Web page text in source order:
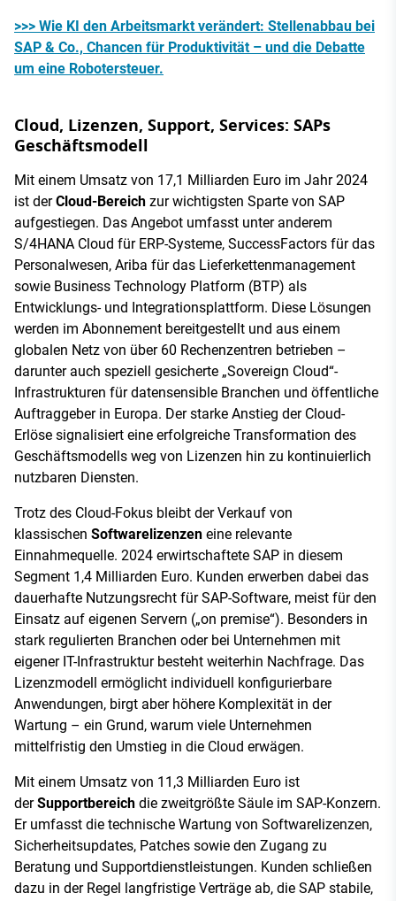
>>> Wie KI den Arbeitsmarkt verändert: Stellenabbau bei
SAP & Co., Chancen für Produktivität – und die Debatte
um eine Robotersteuer.
Cloud, Lizenzen, Support, Services: SAPs
Geschäftsmodell
Mit einem Umsatz von 17,1 Milliarden Euro im Jahr 2024
ist derCloud-Bereich zur wichtigsten Sparte von SAP
aufgestiegen. Das Angebot umfasst unter anderem
S/4HANA Cloud für ERP-Systeme, SuccessFactors für das
Personalwesen, Ariba für das Lieferkettenmanagement
sowie Business Technology Platform (BTP) als
Entwicklungs- und Integrationsplattform. Diese Lösungen
werden im Abonnement bereitgestellt und aus einem
globalen Netz von über 60 Rechenzentren betrieben –
darunter auch speziell gesicherte „Sovereign Cloud“-
Infrastrukturen für datensensible Branchen und öffentliche
Auftraggeber in Europa. Der starke Anstieg der Cloud-
Erlöse signalisiert eine erfolgreiche Transformation des
Geschäftsmodells weg von Lizenzen hin zu kontinuierlich
nutzbaren Diensten.
Trotz des Cloud-Fokus bleibt der Verkauf von
klassischen Softwarelizenzen eine relevante
Einnahmequelle. 2024 erwirtschaftete SAP in diesem
Segment 1,4 Milliarden Euro. Kunden erwerben dabei das
dauerhafte Nutzungsrecht für SAP-Software, meist für den
Einsatz auf eigenen Servern („on premise“). Besonders in
stark regulierten Branchen oder bei Unternehmen mit
eigener IT-Infrastruktur besteht weiterhin Nachfrage. Das
Lizenzmodell ermöglicht individuell konfigurierbare
Anwendungen, birgt aber höhere Komplexität in der
Wartung – ein Grund, warum viele Unternehmen
mittelfristig den Umstieg in die Cloud erwägen.
Mit einem Umsatz von 11,3 Milliarden Euro ist
derSupportbereich die zweitgrößte Säule im SAP-Konzern.
Er umfasst die technische Wartung von Softwarelizenzen,
Sicherheitsupdates, Patches sowie den Zugang zu
Beratung und Supportdienstleistungen. Kunden schließen
dazu in der Regel langfristige Verträge ab, die SAP stabile,